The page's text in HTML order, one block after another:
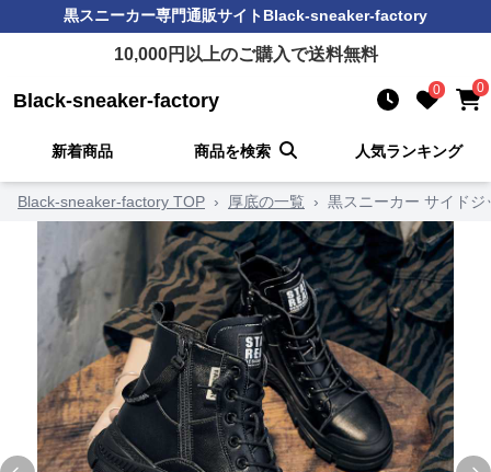
黒スニーカー専門通販サイトBlack-sneaker-factory
10,000円以上のご購入で送料無料
Black-sneaker-factory 0 0
新着商品 商品を検索 人気ランキング
Black-sneaker-factory TOP › 厚底の一覧 › 黒スニーカー サイド